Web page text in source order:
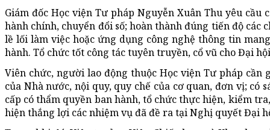
Giám đốc Học viện Tư pháp Nguyễn Xuân Thu yêu
hành chính, chuyển đổi số; hoàn thành đúng tiến độ các
lề lối làm việc hoặc ứng dụng công nghệ thông tin
hành. Tổ chức tốt công tác tuyên truyền, cổ vũ cho Đại
Viên chức, người lao động thuộc Học viện Tư pháp
của Nhà nước, nội quy, quy chế của cơ quan, đơn vị;
cấp có thẩm quyền ban hành, tổ chức thực hiện, kiểm
hiện thắng lợi các nhiệm vụ đã đề ra tại Nghị quyết Đại